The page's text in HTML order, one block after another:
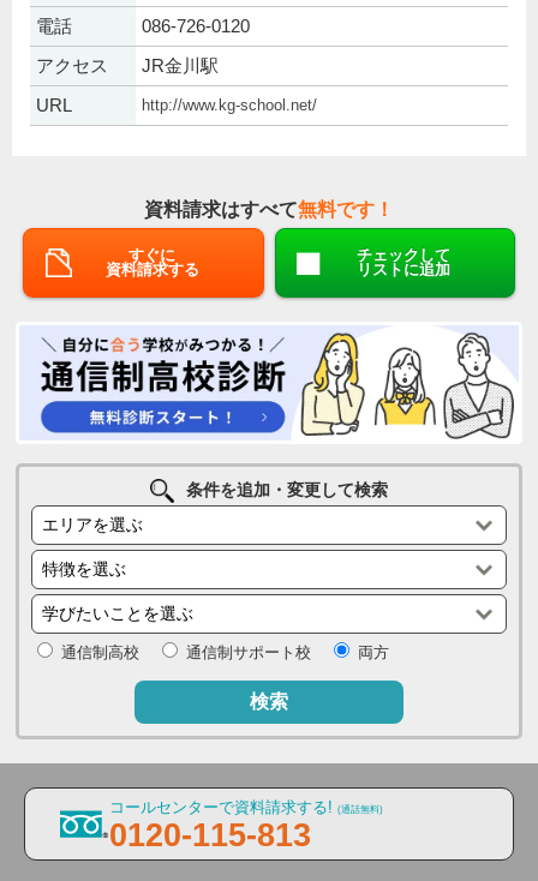
電話
086-726-0120
アクセス
JR金川駅
URL
http://www.kg-school.net/
資料請求はすべて無料です！
すぐに
資料請求する
チェックして
リストに追加
条件を追加・変更して検索
通信制高校 通信制サポート校 両方
検索
コールセンターで資料請求する! (通話無料)
0120-115-813